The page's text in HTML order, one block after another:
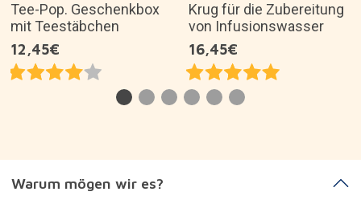
Tee-Pop. Geschenkbox
mit Teestäbchen
12,45€
Krug für die Zubereitung
von Infusionswasser
16,45€
Warum mögen wir es?